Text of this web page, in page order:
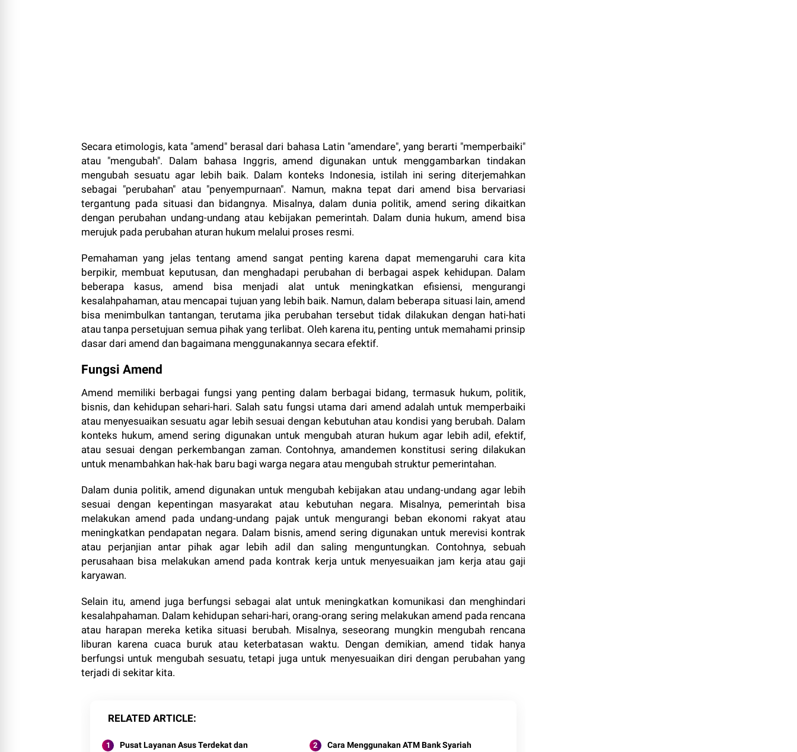
Secara etimologis, kata "amend" berasal dari bahasa Latin "amendare", yang berarti "memperbaiki"
atau "mengubah". Dalam bahasa Inggris, amend digunakan untuk menggambarkan tindakan
mengubah sesuatu agar lebih baik. Dalam konteks Indonesia, istilah ini sering diterjemahkan
sebagai "perubahan" atau "penyempurnaan". Namun, makna tepat dari amend bisa bervariasi
tergantung pada situasi dan bidangnya. Misalnya, dalam dunia politik, amend sering dikaitkan
dengan perubahan undang-undang atau kebijakan pemerintah. Dalam dunia hukum, amend bisa
merujuk pada perubahan aturan hukum melalui proses resmi.
Pemahaman yang jelas tentang amend sangat penting karena dapat memengaruhi cara kita
berpikir, membuat keputusan, dan menghadapi perubahan di berbagai aspek kehidupan. Dalam
beberapa kasus, amend bisa menjadi alat untuk meningkatkan efisiensi, mengurangi
kesalahpahaman, atau mencapai tujuan yang lebih baik. Namun, dalam beberapa situasi lain, amend
bisa menimbulkan tantangan, terutama jika perubahan tersebut tidak dilakukan dengan hati-hati
atau tanpa persetujuan semua pihak yang terlibat. Oleh karena itu, penting untuk memahami prinsip
dasar dari amend dan bagaimana menggunakannya secara efektif.
Fungsi Amend
Amend memiliki berbagai fungsi yang penting dalam berbagai bidang, termasuk hukum, politik,
bisnis, dan kehidupan sehari-hari. Salah satu fungsi utama dari amend adalah untuk memperbaiki
atau menyesuaikan sesuatu agar lebih sesuai dengan kebutuhan atau kondisi yang berubah. Dalam
konteks hukum, amend sering digunakan untuk mengubah aturan hukum agar lebih adil, efektif,
atau sesuai dengan perkembangan zaman. Contohnya, amandemen konstitusi sering dilakukan
untuk menambahkan hak-hak baru bagi warga negara atau mengubah struktur pemerintahan.
Dalam dunia politik, amend digunakan untuk mengubah kebijakan atau undang-undang agar lebih
sesuai dengan kepentingan masyarakat atau kebutuhan negara. Misalnya, pemerintah bisa
melakukan amend pada undang-undang pajak untuk mengurangi beban ekonomi rakyat atau
meningkatkan pendapatan negara. Dalam bisnis, amend sering digunakan untuk merevisi kontrak
atau perjanjian antar pihak agar lebih adil dan saling menguntungkan. Contohnya, sebuah
perusahaan bisa melakukan amend pada kontrak kerja untuk menyesuaikan jam kerja atau gaji
karyawan.
Selain itu, amend juga berfungsi sebagai alat untuk meningkatkan komunikasi dan menghindari
kesalahpahaman. Dalam kehidupan sehari-hari, orang-orang sering melakukan amend pada rencana
atau harapan mereka ketika situasi berubah. Misalnya, seseorang mungkin mengubah rencana
liburan karena cuaca buruk atau keterbatasan waktu. Dengan demikian, amend tidak hanya
berfungsi untuk mengubah sesuatu, tetapi juga untuk menyesuaikan diri dengan perubahan yang
terjadi di sekitar kita.
RELATED ARTICLE
Pusat Layanan Asus Terdekat dan
Cara Menggunakan ATM Bank Syariah